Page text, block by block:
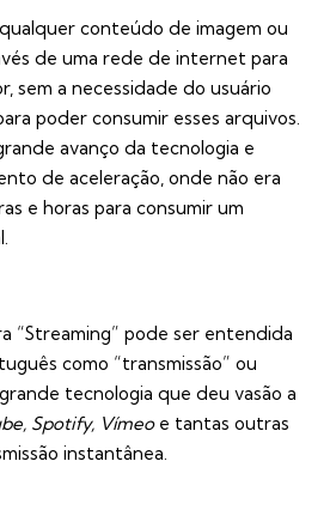
conteúdo de imagem ou
de uma rede de internet para
sem a necessidade do usuário
poder consumir esses arquivos.
avanço da tecnologia e
de aceleração, onde não era
e horas para consumir um
“Streaming” pode ser entendida
como “transmissão” ou
tecnologia que deu vasão a
Spotify, Vímeoe tantas outras
instantânea.